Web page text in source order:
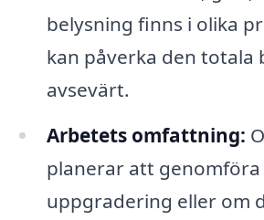
belysning finns i olika
kan påverka den totala
avsevärt.
Arbetets omfattning:
planerar att genomföra
uppgradering eller om